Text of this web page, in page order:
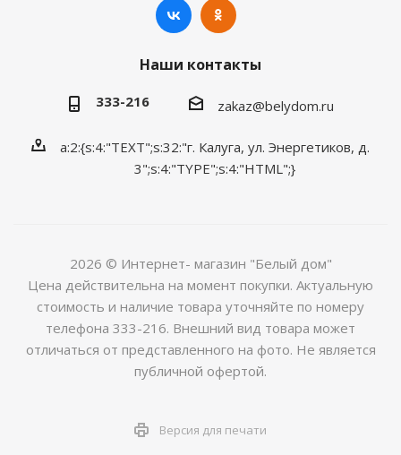
Наши контакты
333-216 zakaz@belydom.ru
a:2:{s:4:"TEXT";s:32:"г. Калуга, ул. Энергетиков, д.
3";s:4:"TYPE";s:4:"HTML";}
2026 © Интернет- магазин "Белый дом"
Цена действительна на момент покупки. Актуальную
стоимость и наличие товара уточняйте по номеру
телефона 333-216. Внешний вид товара может
отличаться от представленного на фото. Не является
публичной офертой.
Версия для печати